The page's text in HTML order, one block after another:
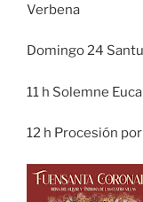
Verbena
Domingo 24
11 h Solemne
12 h Procesión